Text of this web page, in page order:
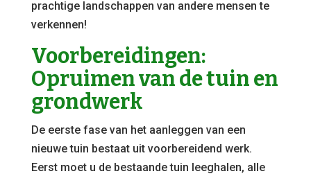
prachtige landschappen van andere mensen te
verkennen!
Voorbereidingen:
Opruimen van de tuin en
grondwerk
De eerste fase van het aanleggen van een
nieuwe tuin bestaat uit voorbereidend werk.
Eerst moet u de bestaande tuin leeghalen, alle